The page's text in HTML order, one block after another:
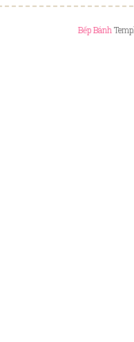
Bếp Bánh